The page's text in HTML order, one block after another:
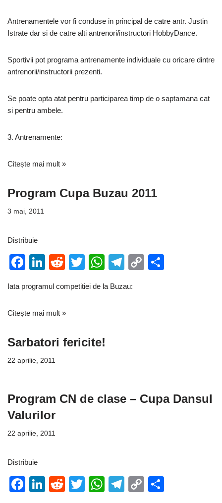
Antrenamentele vor fi conduse in principal de catre antr. Justin
Istrate dar si de catre alti antrenori/instructori HobbyDance.
Sportivii pot programa antrenamente individuale cu oricare dintre
antrenorii/instructorii prezenti.
Se poate opta atat pentru participarea timp de o saptamana cat
si pentru ambele.
3. Antrenamente:
Citește mai mult »
Program Cupa Buzau 2011
3 mai, 2011
Distribuie
F
c
e
o
o
Li
k
e
n
R
d
di
T
tt
W
at
T
e
C
Iata programul competitiei de la Buzau:
Citește mai mult »
Sarbatori fericite!
22 aprilie, 2011
Program CN de clase – Cupa Dansul
Valurilor
22 aprilie, 2011
Distribuie
F
Li
R
T
W
T
C